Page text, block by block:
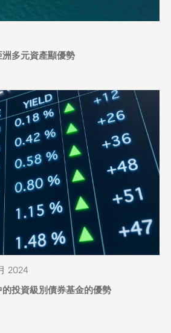
多元資產顯優勢
2024
投資級別債券基金的優勢